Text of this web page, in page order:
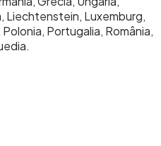
Liechtenstein, Luxemburg,
Portugalia, România,